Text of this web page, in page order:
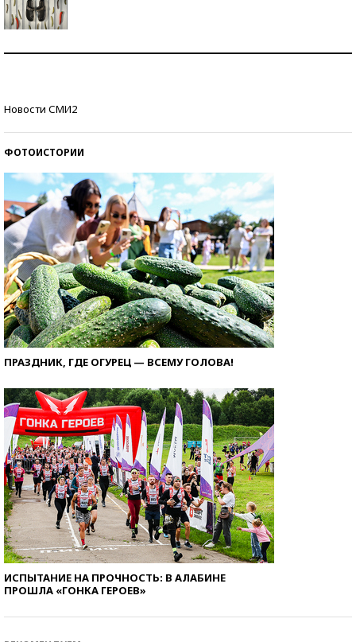
Новости СМИ2
ФОТОИСТОРИИ
ПРАЗДНИК, ГДЕ ОГУРЕЦ — ВСЕМУ ГОЛОВА!
ИСПЫТАНИЕ НА ПРОЧНОСТЬ: В АЛАБИНЕ
ПРОШЛА «ГОНКА ГЕРОЕВ»